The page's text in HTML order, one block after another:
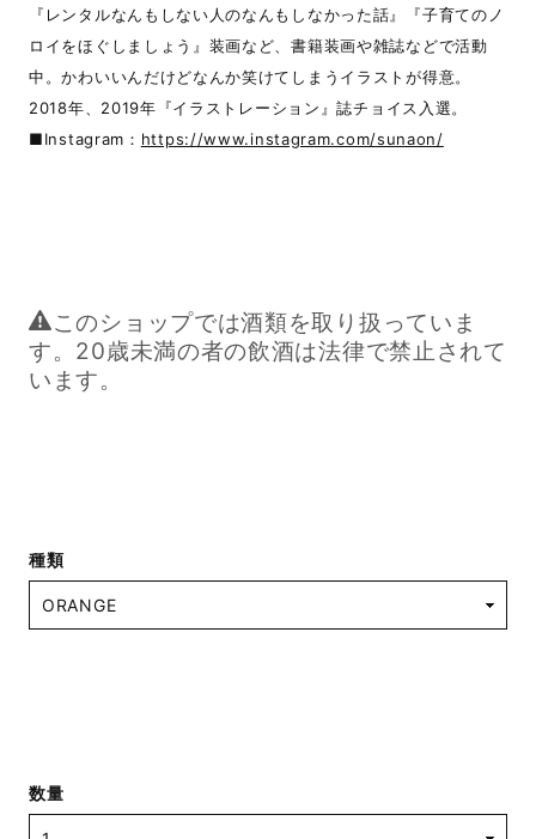
『レンタルなんもしない人のなんもしなかった話』『子育てのノ
ロイをほぐしましょう』装画など、書籍装画や雑誌などで活動
中。かわいいんだけどなんか笑けてしまうイラストが得意。
2018年、2019年『イラストレーション』誌チョイス入選。
■Instagram： https://www.instagram.com/sunaon/
このショップでは酒類を取り扱っていま
す。20歳未満の者の飲酒は法律で禁止されて
います。
種類
数量